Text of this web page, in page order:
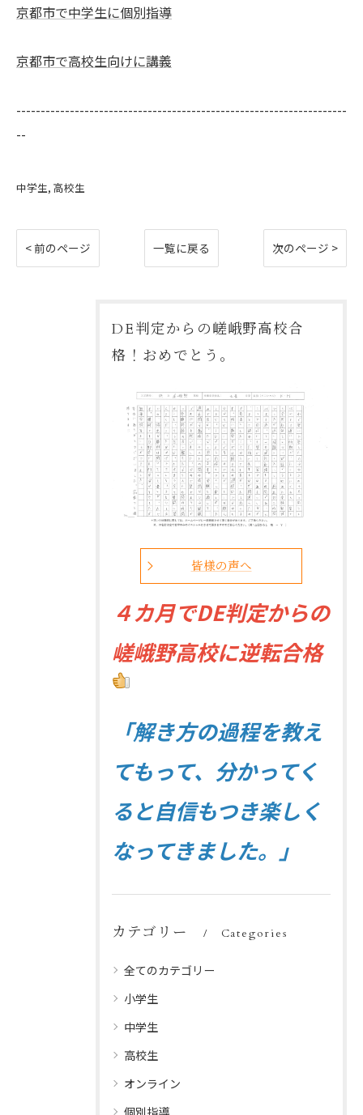
京都市で中学生に個別指導
京都市で高校生向けに講義
--------------------------------------------------------------------
--
中学生 高校生
< 前のページ 一覧に戻る 次のページ >
DE判定からの嵯峨野高校合
格！おめでとう。
皆様の声へ
４カ月でDE判定からの
嵯峨野高校に逆転合格
「解き方の過程を教え
てもって、分かってく
ると自信もつき楽しく
なってきました。」
カテゴリー Categories
全てのカテゴリー
小学生
中学生
高校生
オンライン
個別指導